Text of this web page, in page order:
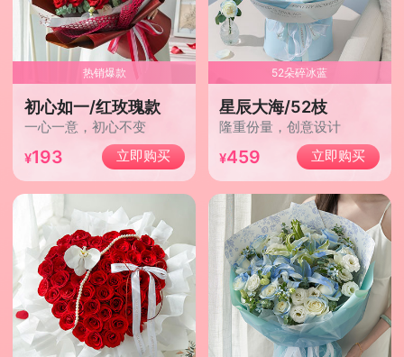
热销爆款
初心如一/红玫瑰款
一心一意，初心不变
193 立即购买
52朵碎冰蓝
星辰大海/52枝
隆重份量，创意设计
459 立即购买